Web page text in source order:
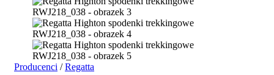
Producenci / Regatta